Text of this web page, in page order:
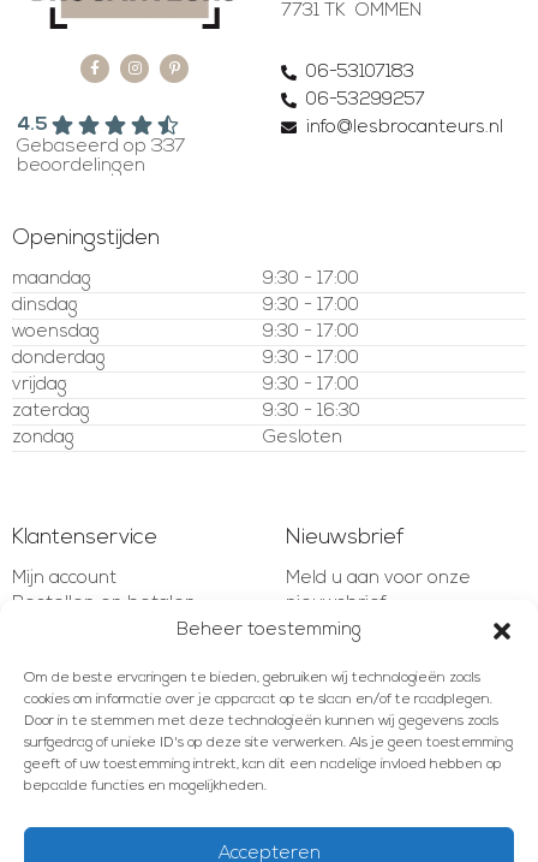
Beheer toestemming
Om de beste ervaringen te bieden, gebruiken wij technologieën zoals
cookies om informatie over je apparaat op te slaan en/of te raadplegen.
Door in te stemmen met deze technologieën kunnen wij gegevens zoals
surfgedrag of unieke ID's op deze site verwerken. Als je geen toestemming
geeft of uw toestemming intrekt, kan dit een nadelige invloed hebben op
bepaalde functies en mogelijkheden.
Accepteren
4.5
Gebaseerd op 337
beoordelingen
7731 TK OMMEN
06-53107183
06-53299257
info@lesbrocanteurs.nl
Openingstijden
maandag
9:30 - 17:00
dinsdag
9:30 - 17:00
woensdag
9:30 - 17:00
donderdag
9:30 - 17:00
vrijdag
9:30 - 17:00
zaterdag
9:30 - 16:30
zondag
Gesloten
Klantenservice
Mijn account
Bestellen en betalen
Verzenden en retourneren
Klachten en geschillen
Contact
Nieuwsbrief
Meld u aan voor onze
nieuwsbrief
AANMELDEN